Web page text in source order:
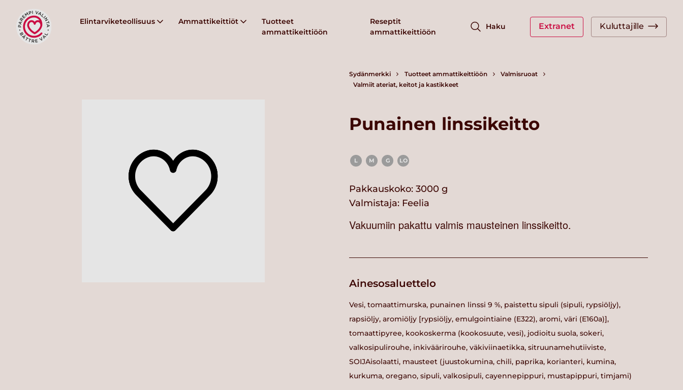
Elintarviketeollisuus Ammattikeittiöt
Tuotteet
ammattikeittiöön
Reseptit
ammattikeittiöön
Haku Extranet Kuluttajille
Sydänmerkki Tuotteet ammattikeittiöön
Valmisruoat
Valmiit ateriat, keitot ja kastikkeet
Punainen linssikeitto
L M G LO
Pakkauskoko: 3000 g
Valmistaja: Feelia
Vakuumiin pakattu valmis mausteinen linssikeitto.
Ainesosaluettelo
Vesi, tomaattimurska, punainen linssi 9 %, paistettu sipuli (sipuli, rypsiöljy),
rapsiöljy, aromiöljy [rypsiöljy, emulgointiaine (E322), aromi, väri (E160a)],
tomaattipyree, kookoskerma (kookosuute, vesi), jodioitu suola, sokeri,
valkosipulirouhe, inkiväärirouhe, väkiviinaetikka, sitruunamehutiiviste,
SOIJAisolaatti, mausteet (juustokumina, chili, paprika, korianteri, kumina,
kurkuma, oregano, sipuli, valkosipuli, cayennepippuri, mustapippuri, timjami)